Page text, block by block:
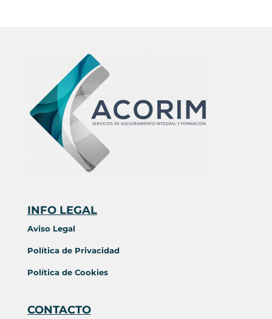
INFO LEGAL
Aviso Legal
Política de Privacidad
Política de Cookies
CONTACTO